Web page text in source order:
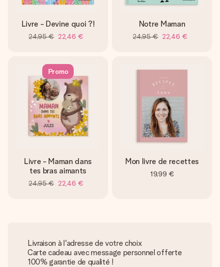
Livre - Devine quoi ?!
24,95 € 22,46 €
Notre Maman
24,95 € 22,46 €
Promo
Livre - Maman dans
tes bras aimants
24,95 € 22,46 €
Mon livre de recettes
19,99 €
Livraison à l'adresse de votre choix
Carte cadeau avec message personnel offerte
100% garantie de qualité !